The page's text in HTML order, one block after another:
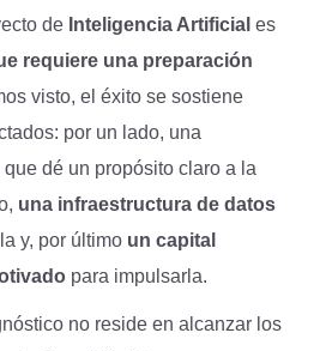
de Inteligencia Artificial es
requiere una preparación
visto, el éxito se sostiene
por un lado, una
que dé un propósito claro a la
una infraestructura de datos
y, por último un capital
para impulsarla.
no reside en alcanzar los